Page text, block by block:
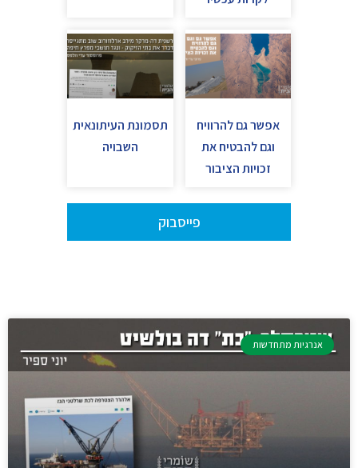
אפשר גם להרוויח
וגם להבטיח את
זכויות הציבור
תסמונת העיתונאית
השבויה
פייסבוק
אנרגיות מתחדשות